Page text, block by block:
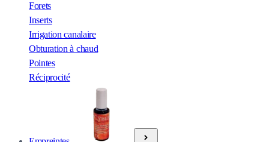
Forets
Inserts
Irrigation canalaire
Obturation à chaud
Pointes
Réciprocité